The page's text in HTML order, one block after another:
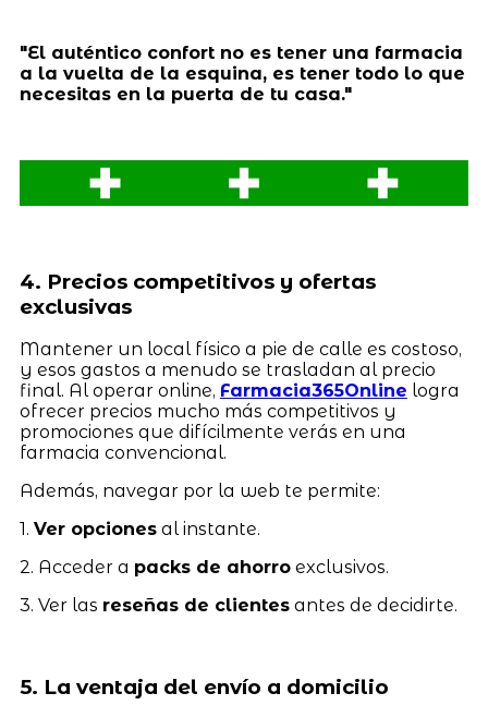
"El auténtico confort no es tener una farmacia
a la vuelta de la esquina, es tener todo lo que
necesitas en la puerta de tu casa."
4. Precios competitivos y ofertas
exclusivas
Mantener un local físico a pie de calle es costoso,
y esos gastos a menudo se trasladan al precio
final. Al operar online, Farmacia365Online logra
ofrecer precios mucho más competitivos y
promociones que difícilmente verás en una
farmacia convencional.
Además, navegar por la web te permite:
1. Ver opcionesal instante.
2. Acceder a packs de ahorroexclusivos.
3. Ver las reseñas de clientesantes de decidirte.
5. La ventaja del envío a domicilio